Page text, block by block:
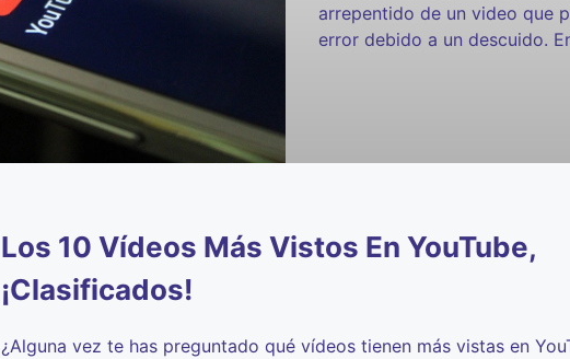
arrepentido de un video que
error debido a un descuido.
Los 10 Vídeos Más Vistos En YouTube,
¡clasificados!
¿Alguna vez te has preguntado qué vídeos tienen más vistas en